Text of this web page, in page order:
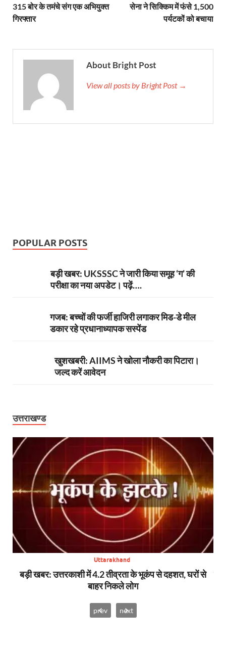
315 बोर के तमंचे संग एक अभियुक्त
गिरफ्तार
सेना ने सिक्किम में फंसे 1,500
पर्यटकों को बचाया
About Bright Post
View all posts by Bright Post →
POPULAR POSTS
बड़ी खबर: UKSSSC ने जारी किया समूह ‘ग’ की
परीक्षा का नया अपडेट। पढ़ें….
गजब: बच्चों की फर्जी हाजिरी लगाकर मिड-डे मील
डकार रहे प्रधानाध्यापक सस्पेंड
खुशखबरी: AIIMS ने खोला नौकरी का पिटारा।
जल्द करें आवेदन
उत्तराखण्ड
Uttarakhand
बड़ी खबर: उत्तरकाशी में 4.2 तीव्रता के भूकंप से दहशत, घरों से
बाहर निकले लोग
prev next